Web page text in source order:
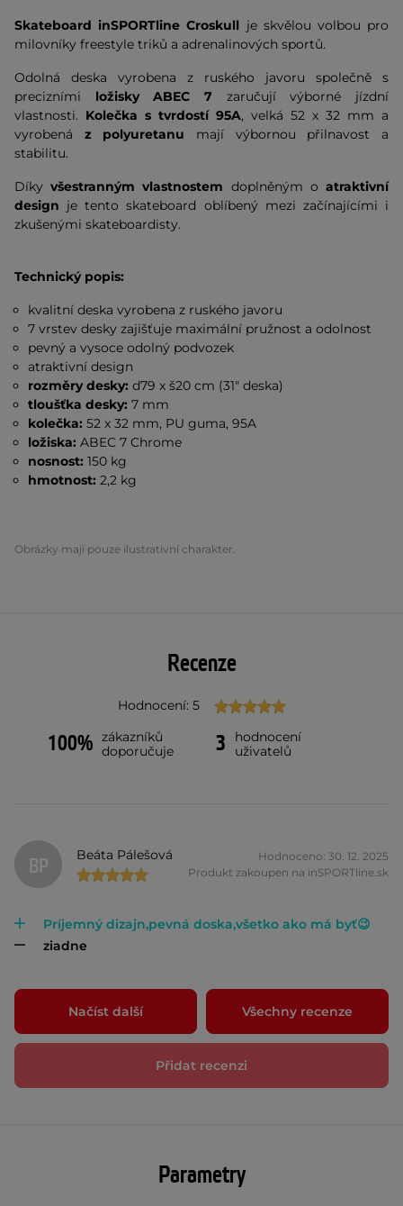
Skateboard inSPORTline Croskull je skvělou volbou pro
milovníky freestyle triků a adrenalinových sportů.
Odolná deska vyrobena z ruského javoru společně s
precizními ložisky ABEC 7 zaručují výborné jízdní
vlastnosti. Kolečka s tvrdostí 95A, velká 52 x 32 mm a
vyrobená z polyuretanu mají výbornou přilnavost a
stabilitu.
Díkyvšestranným vlastnostem doplněným oatraktivní
design je tento skateboard oblíbený mezi začínajícími i
zkušenými skateboardisty.
Technický popis:
kvalitní deska vyrobena z ruského javoru
7 vrstev desky zajišťuje maximální pružnost a odolnost
pevný a vysoce odolný podvozek
atraktivní design
rozměry desky:d79 x š20 cm (31" deska)
tloušťka desky:7 mm
kolečka: 52 x 32 mm, PU guma, 95A
ložiska: ABEC 7 Chrome
nosnost:150 kg
hmotnost:2,2 kg
Obrázky mají pouze ilustrativní charakter.
Recenze
Hodnocení: 5
100% zákazníků
doporučuje
3
hodnocení
uživatelů
BP Beáta Pálešová
Hodnoceno: 30. 12. 2025
Produkt zakoupen na inSPORTline.sk
Príjemný dizajn,pevná doska,všetko ako má byť😉
ziadne
Načíst další Všechny recenze
Přidat recenzi
Parametry